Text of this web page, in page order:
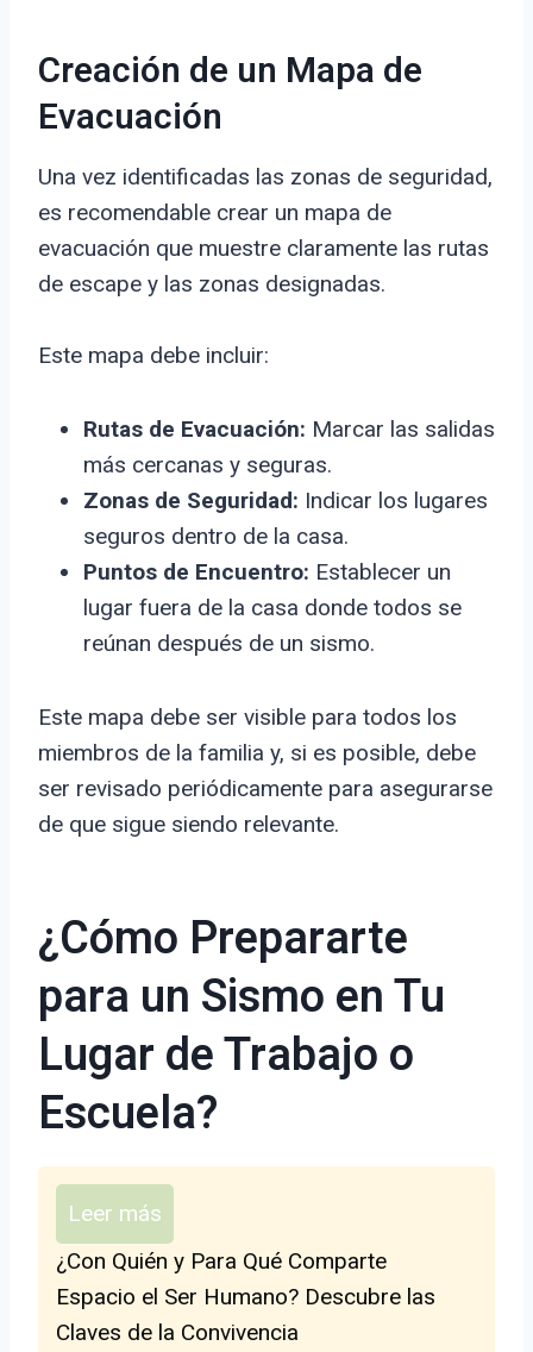
Creación de un Mapa de
Evacuación
Una vez identificadas las zonas de seguridad,
es recomendable crear un mapa de
evacuación que muestre claramente las rutas
de escape y las zonas designadas.
Este mapa debe incluir:
Rutas de Evacuación: Marcar las salidas
más cercanas y seguras.
Zonas de Seguridad: Indicar los lugares
seguros dentro de la casa.
Puntos de Encuentro: Establecer un
lugar fuera de la casa donde todos se
reúnan después de un sismo.
Este mapa debe ser visible para todos los
miembros de la familia y, si es posible, debe
ser revisado periódicamente para asegurarse
de que sigue siendo relevante.
¿Cómo Prepararte
para un Sismo en Tu
Lugar de Trabajo o
Escuela?
Leer más
¿Con Quién y Para Qué Comparte
Espacio el Ser Humano? Descubre las
Claves de la Convivencia